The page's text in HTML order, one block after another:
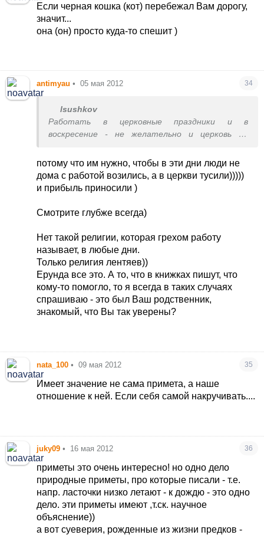
Если черная кошка (кот) перебежал Вам дорогу,
значит...
она (он) просто куда-то спешит )
antimyau • 05 мая 2012 34
lsushkov
Работать в церковные праздники и в
воскресение - не желательно и церковь не
необходимо делать (напр. приготовление
пищи). Но к приметам это не относится. По
правильному (с точки зрения церкви) праздники и
славить Бога. Работа будет не впрок. Если
лучше отложить на будний день. Иначе,
действительно, Бог может для кого-то
попустить какое-то несчастье. Кстати, если
вам интересно, о церковных праздниках (и не
только) пишет очень хорошо один монах Паисий
Афонский - сборник его работ "СЛОВА" Том 1,
глава 3 "О праздниках и нерабочих днях". Может
target="_blank" >
http://www.e-
reading.org.ua/bookreader.php/131179/...
потому что им нужно, чтобы в эти дни люди не
дома с работой возились, а в церкви тусили)))))
и прибыль приносили )
Смотрите глубже всегда)
Нет такой религии, которая грехом работу
называет, в любые дни.
Только религия лентяев))
Ерунда все это. А то, что в книжках пишут, что
кому-то помогло, то я всегда в таких случаях
спрашиваю - это был Ваш родственник,
знакомый, что Вы так уверены?
nata_100 • 09 мая 2012 35
Имеет значение не сама примета, а наше
отношение к ней. Если себя самой накручивать....
juky09 • 16 мая 2012 36
приметы это очень интересно! но одно дело
природные приметы, про которые писали - т.е.
напр. ласточки низко летают - к дождю - это одно
дело. эти приметы имеют ,т.ск. научное
объяснение))
а вот суеверия, рожденные из жизни предков -